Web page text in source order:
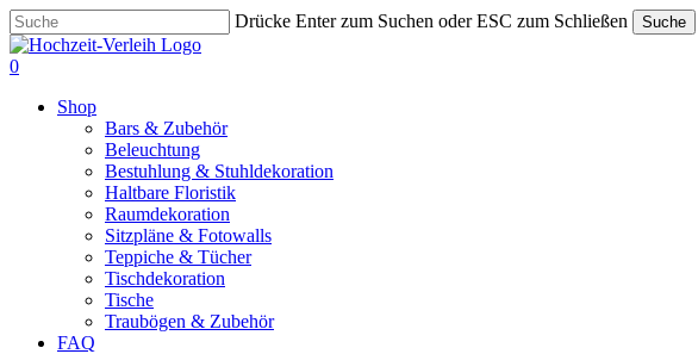
Skip
to
main
Drücke Enter zum Suchen oder ESC zum Schließen Suche
Close
Search
search
account
0
Shop
Bars & Zubehör
Beleuchtung
Bestuhlung & Stuhldekoration
Haltbare Floristik
Raumdekoration
Sitzpläne & Fotowalls
Teppiche & Tücher
Tischdekoration
Tische
Traubögen & Zubehör
FAQ